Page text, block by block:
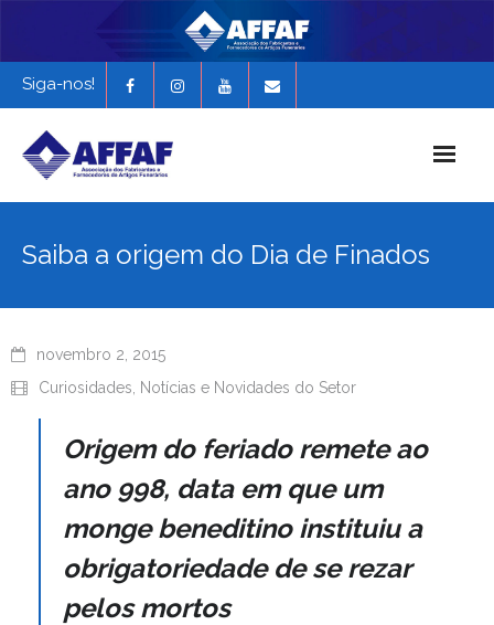
Siga-nos!
História da AFFAF
Saiba a origem do Dia de Finados
novembro 2, 2015
Curiosidades
Notícias e Novidades do Setor
Origem do feriado remete ao
ano 998, data em que um
monge beneditino instituiu a
obrigatoriedade de se rezar
pelos mortos